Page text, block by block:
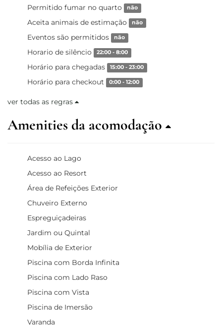
Permitido fumar no quarto não
Aceita animais de estimação não
Eventos são permitidos não
Horario de silêncio 22:00 - 8:00
Horário para chegadas 15:00 - 23:00
Horário para checkout 0:00 - 12:00
ver todas as regras
Amenities da acomodação
Acesso ao Lago
Acesso ao Resort
Área de Refeições Exterior
Chuveiro Externo
Espreguiçadeiras
Jardim ou Quintal
Mobília de Exterior
Piscina com Borda Infinita
Piscina com Lado Raso
Piscina com Vista
Piscina de Imersão
Varanda